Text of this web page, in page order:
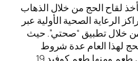
لقاح الحج من خلال الذهاب
الرعاية الصحية الأولية عبر
خلال تطبيق “صحتي”. حيث
لهذا العام عدة شروط